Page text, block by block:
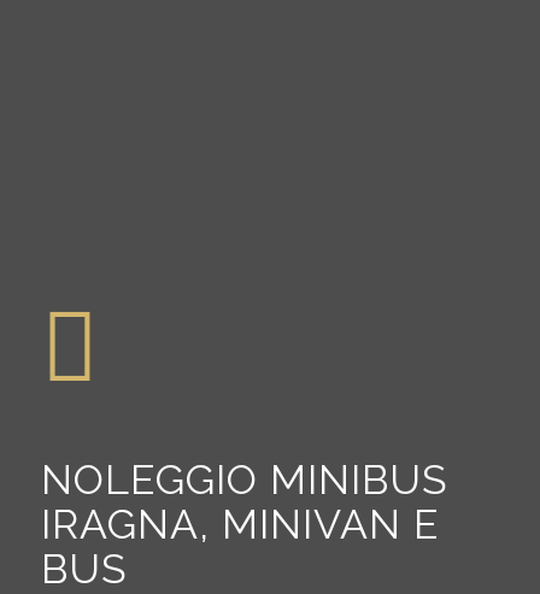
NOLEGGIO MINIBUS
IRAGNA, MINIVAN E
BUS